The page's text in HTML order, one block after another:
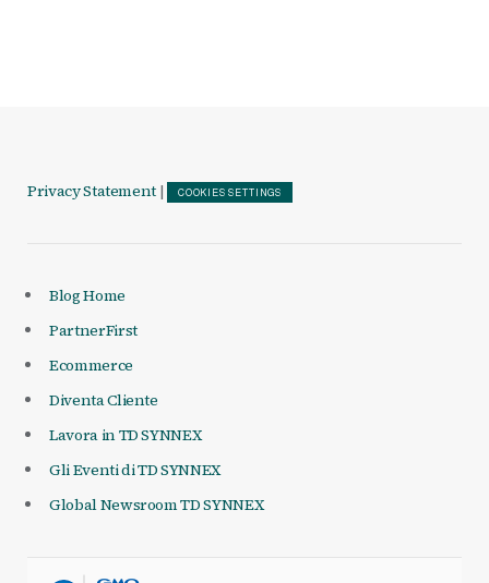
Privacy Statement | COOKIES SETTINGS
Blog Home
PartnerFirst
Ecommerce
Diventa Cliente
Lavora in TD SYNNEX
Gli Eventi di TD SYNNEX
Global Newsroom TD SYNNEX